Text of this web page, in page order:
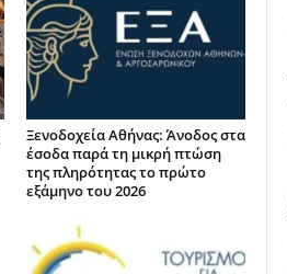
Ξενοδοχεία Αθήνας: Άνοδος στα
έσοδα παρά τη μικρή πτώση
της πληρότητας το πρώτο
εξάμηνο του 2026